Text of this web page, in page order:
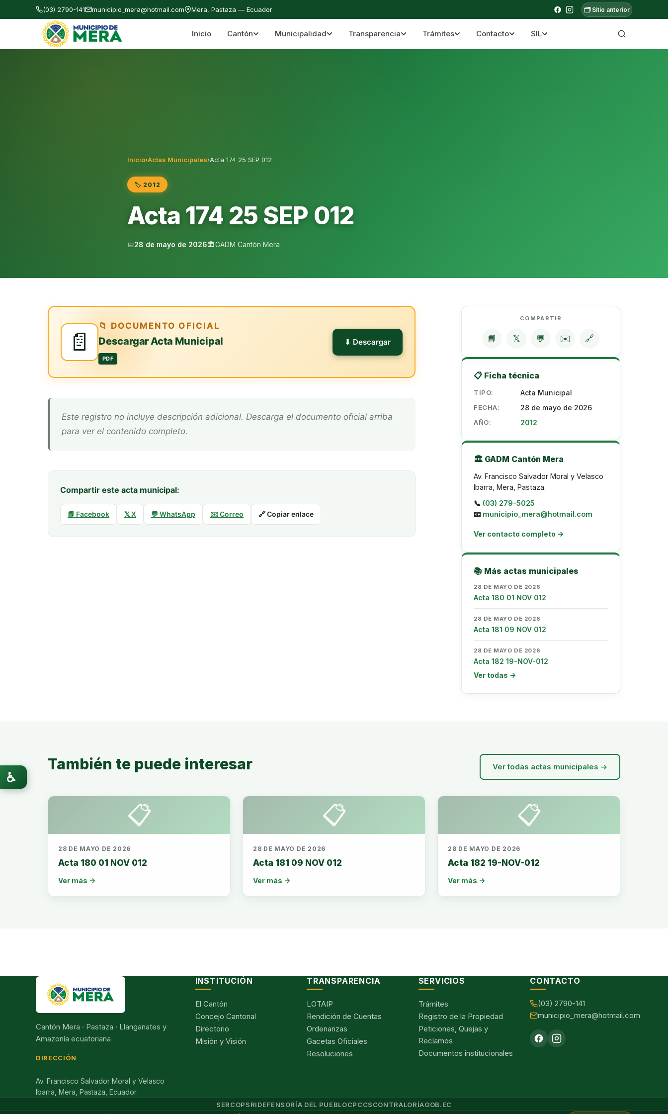
(03) 2790-141 municipio_mera@hotmail.com Mera, Pastaza — Ecuador 🗂️ Sitio anterior
Gobierno Autónomo Descentralizado Municipal del Cantón Mera Cantón Mera · Pastaza · Llanganates y Amazonía ecuatoriana
Inicio Cantón Municipalidad Transparencia Trámites Contacto SIL
Inicio›Actas Municipales›Acta 174 25 SEP 012
🏷️ 2012
Acta 174 25 SEP 012
📅28 de mayo de 2026🏛️GADM Cantón Mera
📄
📁 DOCUMENTO OFICIAL
Descargar Acta Municipal
PDF
⬇ Descargar
Este registro no incluye descripción adicional. Descarga el documento oficial arriba
para ver el contenido completo.
Compartir este acta municipal:
📘 Facebook 𝕏 X 💬 WhatsApp ✉️ Correo 🔗 Copiar enlace
COMPARTIR
📘 𝕏 💬 ✉️ 🔗
📋 Ficha técnica
TIPO: Acta Municipal
FECHA: 28 de mayo de 2026
AÑO: 2012
🏛️ GADM Cantón Mera
Av. Francisco Salvador Moral y Velasco
Ibarra, Mera, Pastaza.
📞 (03) 279-5025
📧 municipio_mera@hotmail.com
Ver contacto completo →
📚 Más actas municipales
28 DE MAYO DE 2026
Acta 180 01 NOV 012
28 DE MAYO DE 2026
Acta 181 09 NOV 012
28 DE MAYO DE 2026
Acta 182 19-NOV-012
Ver todas →
También te puede interesar Ver todas actas municipales →
📋
28 DE MAYO DE 2026
Acta 180 01 NOV 012
Ver más →
📋
28 DE MAYO DE 2026
Acta 181 09 NOV 012
Ver más →
📋
28 DE MAYO DE 2026
Acta 182 19-NOV-012
Ver más →
Cantón Mera · Pastaza · Llanganates y
Amazonía ecuatoriana
DIRECCIÓN
Av. Francisco Salvador Moral y Velasco
Ibarra, Mera, Pastaza, Ecuador
INSTITUCIÓN
El Cantón
Concejo Cantonal
Directorio
Misión y Visión
TRANSPARENCIA
LOTAIP
Rendición de Cuentas
Ordenanzas
Gacetas Oficiales
Resoluciones
SERVICIOS
Trámites
Registro de la Propiedad
Peticiones, Quejas y
Reclamos
Documentos institucionales
CONTACTO
(03) 2790-141
municipio_mera@hotmail.com
SERCOPSRIDEFENSORÍA DEL PUEBLOCPCCSCONTRALORÍAGOB.EC
♿